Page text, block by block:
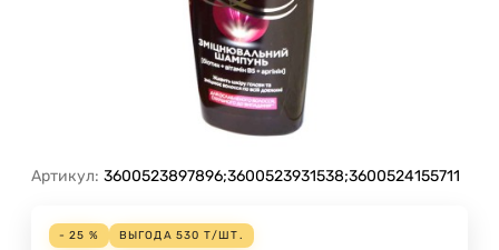
Артикул: 3600523897896;3600523931538;3600524155711
- 25 % ВЫГОДА 530 Т/ШТ.